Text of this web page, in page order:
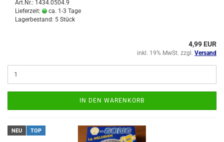
Art.Nr.: 1434.0504.9
Lieferzeit:
ca. 1-3 Tage
Lagerbestand: 5 Stück
4,99 EUR
inkl. 19% MwSt. zzgl. Versand
IN DEN WARENKORB
NEU TOP